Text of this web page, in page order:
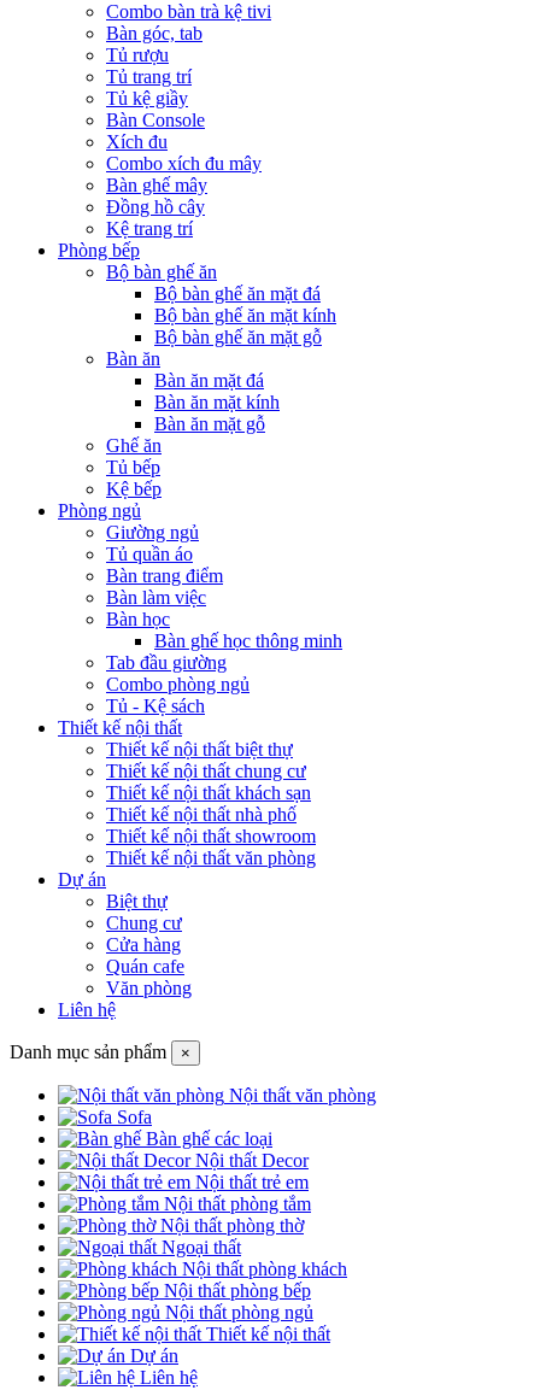
Combo bàn trà kệ tivi
Bàn góc, tab
Tủ rượu
Tủ trang trí
Tủ kệ giầy
Bàn Console
Xích đu
Combo xích đu mây
Bàn ghế mây
Đồng hồ cây
Kệ trang trí
Phòng bếp
Bộ bàn ghế ăn
Bộ bàn ghế ăn mặt đá
Bộ bàn ghế ăn mặt kính
Bộ bàn ghế ăn mặt gỗ
Bàn ăn
Bàn ăn mặt đá
Bàn ăn mặt kính
Bàn ăn mặt gỗ
Ghế ăn
Tủ bếp
Kệ bếp
Phòng ngủ
Giường ngủ
Tủ quần áo
Bàn trang điểm
Bàn làm việc
Bàn học
Bàn ghế học thông minh
Tab đầu giường
Combo phòng ngủ
Tủ - Kệ sách
Thiết kế nội thất
Thiết kế nội thất biệt thự
Thiết kế nội thất chung cư
Thiết kế nội thất khách sạn
Thiết kế nội thất nhà phố
Thiết kế nội thất showroom
Thiết kế nội thất văn phòng
Dự án
Biệt thự
Chung cư
Cửa hàng
Quán cafe
Văn phòng
Liên hệ
Danh mục sản phẩm ×
Nội thất văn phòng
Sofa
Bàn ghế các loại
Nội thất Decor
Nội thất trẻ em
Nội thất phòng tắm
Nội thất phòng thờ
Ngoại thất
Nội thất phòng khách
Nội thất phòng bếp
Nội thất phòng ngủ
Thiết kế nội thất
Dự án
Liên hệ